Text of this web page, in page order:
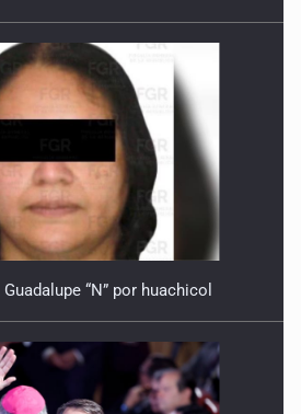
“N” por huachicol